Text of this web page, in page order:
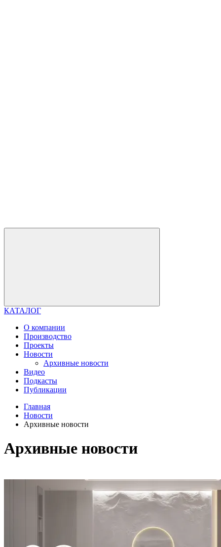
КАТАЛОГ
О компании
Производство
Проекты
Новости
Архивные новости
Видео
Подкасты
Публикации
Главная
Новости
Архивные новости
Архивные новости